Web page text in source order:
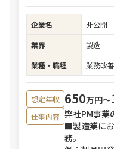
企業名
非公開
業界
製造
業種・職種
業務改
想定年収 650万円〜
仕事内容 弊社PM事業
■製造業に
務。